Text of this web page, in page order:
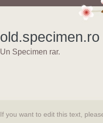
old.specimen.ro
Un Specimen rar.
If you want to edit this text,